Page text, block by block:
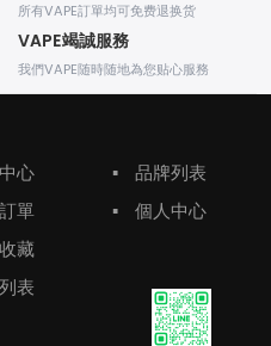
所有VAPE訂單均可免费退换货
VAPE竭誠服務
我們VAPE随時随地為您贴心服務
心
單
藏
表
▪
品牌列表
▪
個人中心